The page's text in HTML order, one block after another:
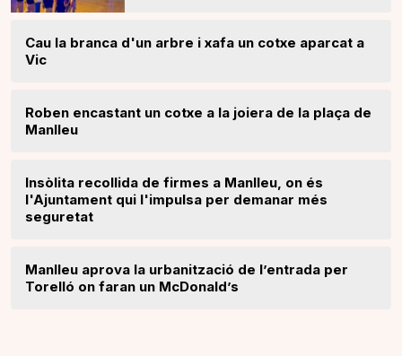
Cau la branca d'un arbre i xafa un cotxe aparcat a
Vic
Roben encastant un cotxe a la joiera de la plaça de
Manlleu
Insòlita recollida de firmes a Manlleu, on és
l'Ajuntament qui l'impulsa per demanar més
seguretat
Manlleu aprova la urbanització de l’entrada per
Torelló on faran un McDonald’s